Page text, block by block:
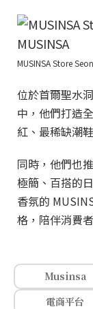
MUSINSA Store
位於首爾聖水
中，他們打造
紅、最稀缺潮
同時，他們也
極簡、百搭的
香氛的
格，陪伴消費
Musinsa
電商平台